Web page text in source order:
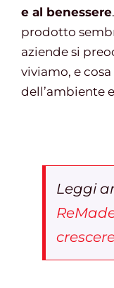
News
Contatti
e al benessere
prodotto
aziende si
viviamo, e
dell’ambiente
Leggi